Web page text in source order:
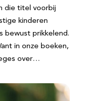
die titel voorbij
kinderen
bewust prikkelend.
in onze boeken,
over…